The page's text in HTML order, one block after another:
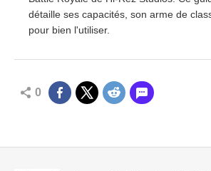
détaille ses capacités, son arme de
pour bien l'utiliser.
0